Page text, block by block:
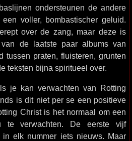
ondersteunen de andere
voller, bombastischer geluid.
over de zang, maar deze is
de laatste paar albums van
tussen praten, fluisteren, grunten
teksten bijna spiritueel over.
je kan verwachten van Rotting
is dit niet per se een positieve
Christ is het normaal om een
te verwachten. De eerste vijf
in elk nummer iets nieuws. Maar